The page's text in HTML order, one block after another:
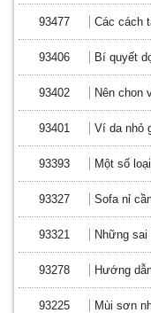
93477 Các cách
93406 Bí quyết
93402 Nên chon
93401 Ví da nhỏ
93393 Một số
93327 Sofa nỉ
93321 Những
93278 Hướng
93225 Mùi sơn